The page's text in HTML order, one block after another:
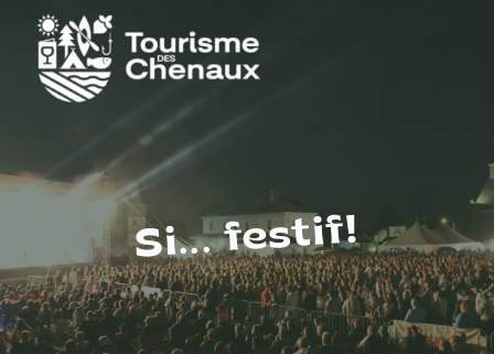
Si... festif!